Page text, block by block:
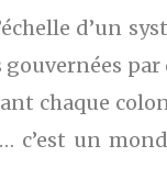
d’un
par
chaque
c’est un